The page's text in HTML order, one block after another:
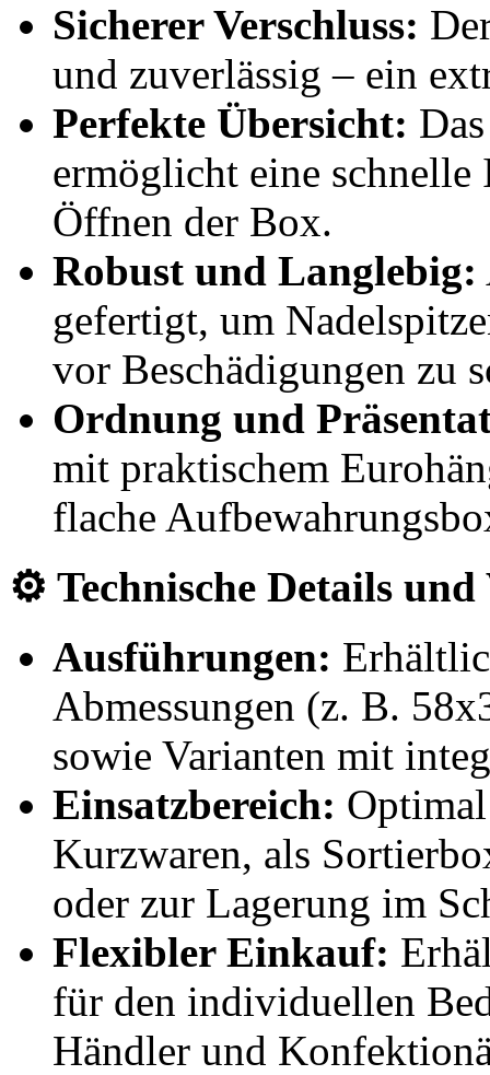
Sicherer Verschluss:
und zuverlässig – ein
Perfekte Übersicht:
ermöglicht eine
Öffnen der Box.
Robust und Langlebig:
gefertigt, um
vor Beschädigungen zu
Ordnung und
mit praktischem
flache
⚙️ Technische Details
Ausführungen:
Abmessungen (z. B.
sowie Varianten mit
Einsatzbereich:
Kurzwaren, als
oder zur Lagerung im
Flexibler Einkauf:
für den individuellen
Händler und